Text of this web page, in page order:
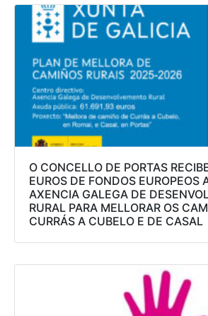
O CONCELLO DE PORTAS
EUROS DE FONDOS EUROPEOS
AXENCIA GALEGA DE
RURAL PARA MELLORAR OS
CURRÁS A CUBELO E DE CASAL